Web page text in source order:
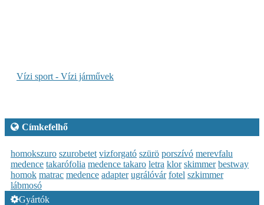
Vízi sport - Vízi járművek
Címkefelhő
homokszuro szurobetet vizforgató szürö porszívó merevfalu
medence takarófolia medence takaro letra klor skimmer bestway
homok matrac medence adapter ugrálóvár fotel szkimmer
lábmosó
Gyártók